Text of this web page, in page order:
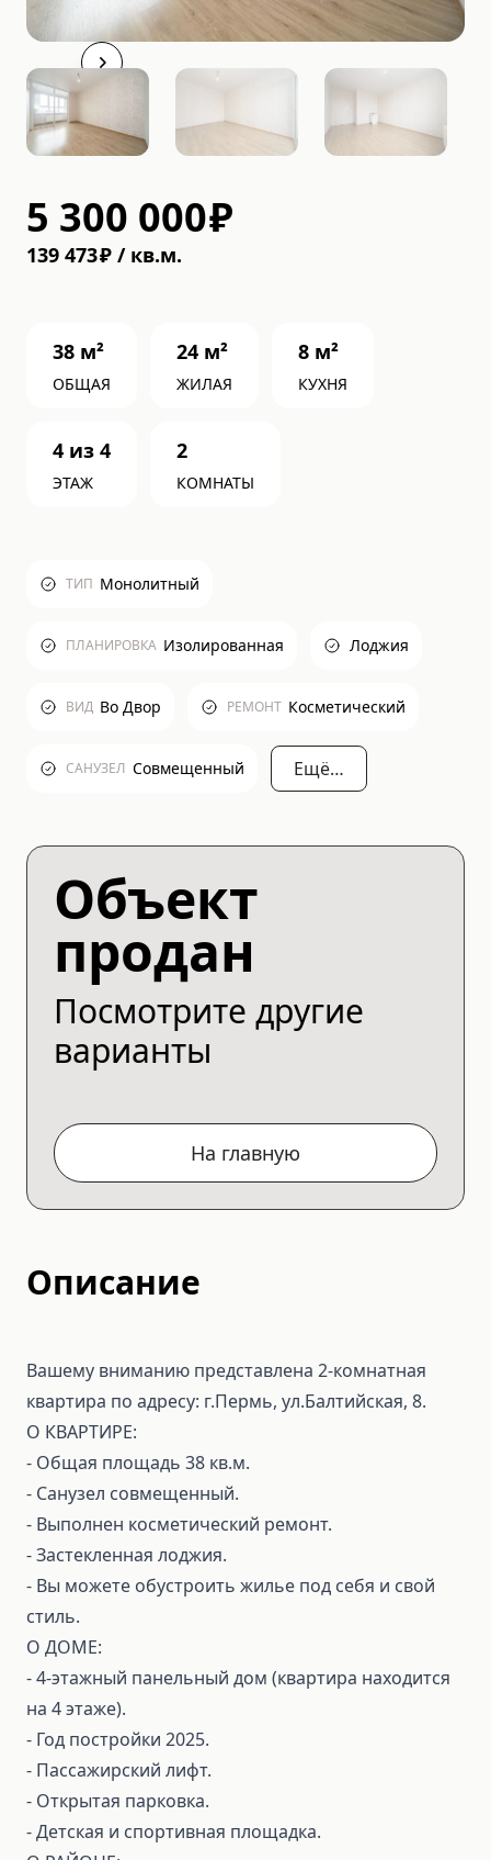
5 300 000₽
139 473₽ / кв.м.
38 м²
ОБЩАЯ
24 м²
ЖИЛАЯ
8 м²
КУХНЯ
4 из 4
ЭТАЖ
2
КОМНАТЫ
ТИП Монолитный
ПЛАНИРОВКА Изолированная Лоджия
ВИД Во Двор РЕМОНТ Косметический
САНУЗЕЛ Совмещенный Ещё…
Объект
продан
Посмотрите другие
варианты
На главную
Описание
Вашему вниманию представлена 2-комнатная
квартира по адресу: г.Пермь, ул.Балтийская, 8.
О КВАРТИРЕ:
- Общая площадь 38 кв.м.
- Санузел совмещенный.
- Выполнен косметический ремонт.
- Застекленная лоджия.
- Вы можете обустроить жилье под себя и свой
стиль.
О ДОМЕ:
- 4-этажный панельный дом (квартира находится
на 4 этаже).
- Год постройки 2025.
- Пассажирский лифт.
- Открытая парковка.
- Детская и спортивная площадка.